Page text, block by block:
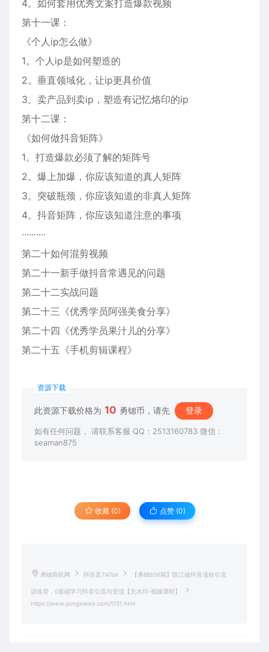
4。如何套用优秀文案打造爆款视频
第十一课：
《个人ip怎么做》
1。个人ip是如何塑造的
2。垂直领域化，让ip更具价值
3。卖产品到卖ip，塑造有记忆烙印的ip
第十二课：
《如何做抖音矩阵》
1。打造爆款必须了解的矩阵号
2。爆上加爆，你应该知道的真人矩阵
3。突破瓶颈，你应该知道的非真人矩阵
4。抖音矩阵，你应该知道注意的事项
··········
第二十如何混剪视频
第二十一新手做抖音常遇见的问题
第二十二实战问题
第二十三《优秀学员阿强美食分享》
第二十四《优秀学员果汁儿的分享》
第二十五《手机剪辑课程》
资源下载
此资源下载价格为 10 勇锶币，请先 登录
如有任何问题， 请联系客服 QQ：2513160783 微信：
seaman875
收藏 (0) 点赞 (0)
勇锶商机网 抖音及TikTok 【勇锶656期】陈江雄抖音涨粉引流
训练营，0基础学习抖音引流与变现【无水印-视频课程】
https://www.yongsiweb.com/1731.html